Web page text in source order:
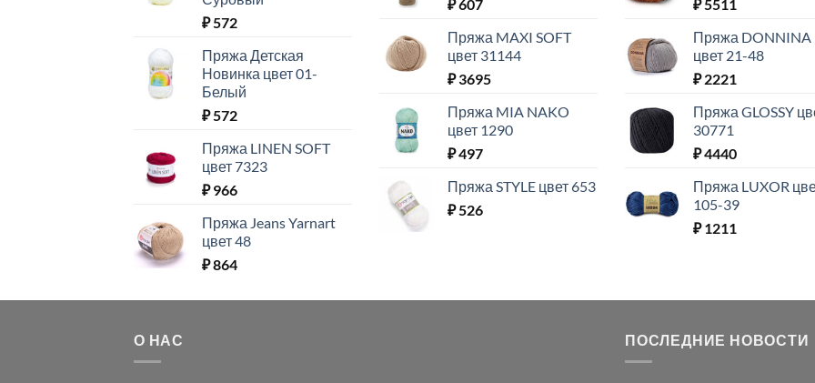
₽572
Пряжа Детская
Новинка цвет 01-
Белый
₽572
Пряжа LINEN SOFT
цвет 7323
₽966
Пряжа Jeans Yarnart
цвет 48
₽864
₽607
Пряжа MAXI SOFT
цвет 31144
₽3695
Пряжа MIA NAKO
цвет 1290
₽497
Пряжа STYLE цвет 653
₽526
₽5511
Пряжа DONNINA
цвет 21-48
₽2221
Пряжа GLOSSY
30771
₽4440
Пряжа LUXOR
105-39
₽1211
О НАС ПОСЛЕДНИЕ НОВОСТИ